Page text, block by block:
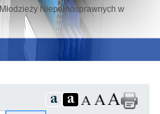
Niepełnosprawnych w